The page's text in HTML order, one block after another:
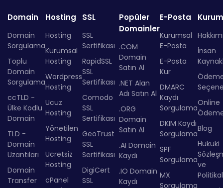
Domain
Domain
Sorgulama
Toplu
Domain
Sorgulama
ccTLD -
Ülke Kodlu
Domain
TLD -
Domain
Uzantıları
Domain
Transfer
Hosting
Hosting
Kurumsal
Hosting
Wordpress
Hosting
Ucuz
Hosting
Yönetilen
Hosting
Ücretsiz
Hosting
cPanel
SSL
SSL
Sertifikası
RapidSSL
SSL
Sertifikası
Comodo
SSL
Sertifikası
GeoTrust
SSL
Sertifikası
DigiCert
SSL
Popüler
Domainler
.COM
Domain
Satın Al
.NET Alan
Adı Satın Al
.ORG
Domain
Satın Al
.AI Domain
Kaydı
.IO Domain
Kaydı
E-Posta
Kurumsal
E-Posta
E-Posta
Kur
DMARC
Kaydı
Sorgulama
DKIM Kaydı
Sorgulama
SPF
Sorgulama
MX
Sorgulama
İnsan
Online
Blog
Hukuki
ve